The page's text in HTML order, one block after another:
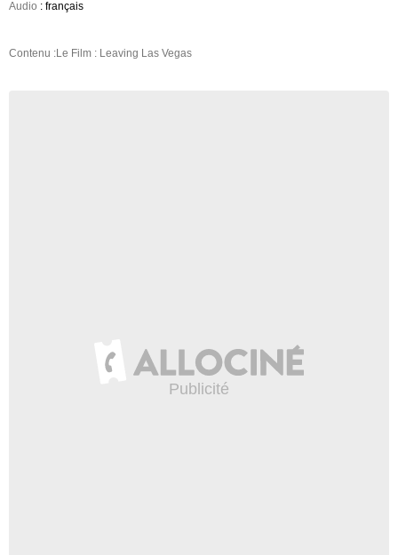
Audio : français
Contenu :Le Film : Leaving Las Vegas